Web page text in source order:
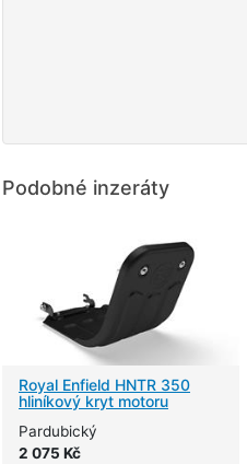
Podobné inzeráty
Royal Enfield HNTR 350
hliníkový kryt motoru
Pardubický
2 075 Kč